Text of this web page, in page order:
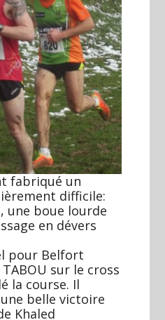
fabriqué un
difficile:
une boue lourde
en dévers
pour Belfort
sur le cross
la course. Il
belle victoire
Khaled